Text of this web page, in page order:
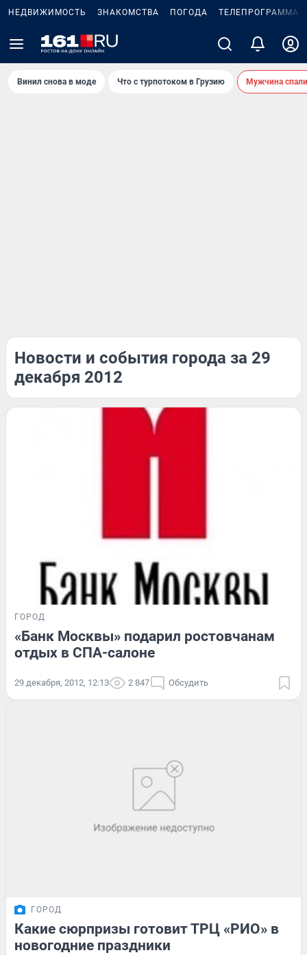
НЕДВИЖИМОСТЬ ЗНАКОМСТВА ПОГОДА ТЕЛЕПРОГРАММА
Винил снова в моде Что с турпотоком в Грузию Мужчина
Новости и события города за 29
декабря 2012
ГОРОД
«Банк Москвы» подарил ростовчанам
отдых в СПА-салоне
29 декабря, 2012, 12:13 2 847 Обсудить
ГОРОД
Какие сюрпризы готовит ТРЦ «РИО» в
новогодние праздники